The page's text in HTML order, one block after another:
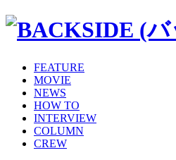
FEATURE
MOVIE
NEWS
HOW TO
INTERVIEW
COLUMN
CREW